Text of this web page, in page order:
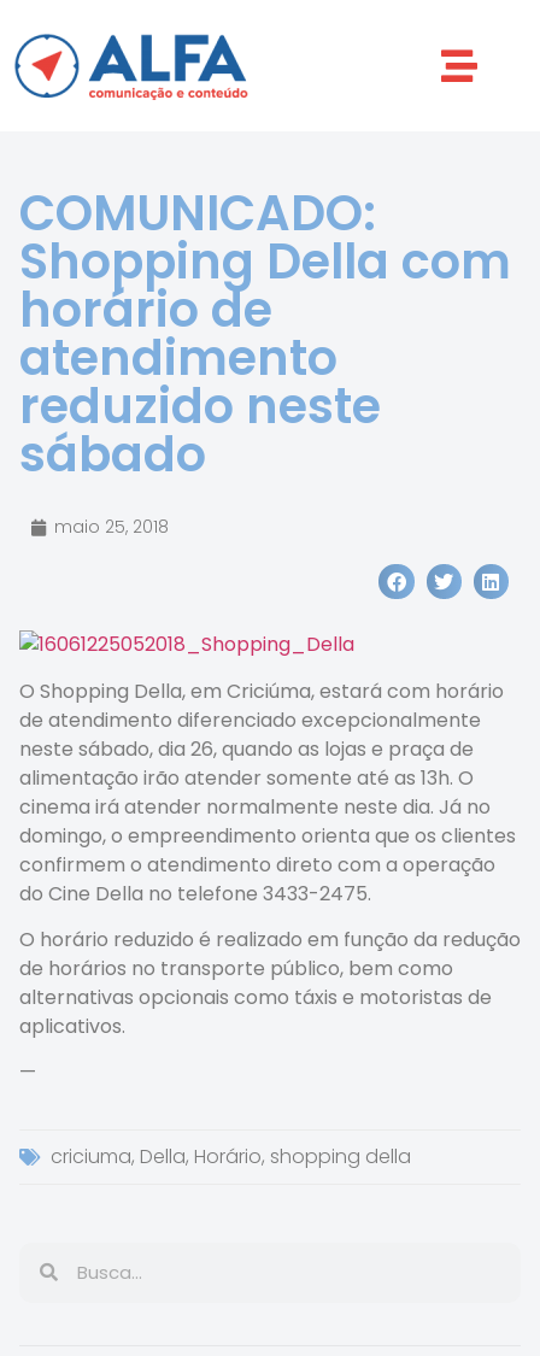
COMUNICADO:
Shopping Della com
horário de
atendimento
reduzido neste
sábado
maio 25, 2018
O Shopping Della, em Criciúma, estará com horário
de atendimento diferenciado excepcionalmente
neste sábado, dia 26, quando as lojas e praça de
alimentação irão atender somente até as 13h. O
cinema irá atender normalmente neste dia. Já no
domingo, o empreendimento orienta que os clientes
confirmem o atendimento direto com a operação
do Cine Della no telefone 3433-2475.
O horário reduzido é realizado em função da redução
de horários no transporte público, bem como
alternativas opcionais como táxis e motoristas de
aplicativos.
—
criciuma, Della, Horário, shopping della